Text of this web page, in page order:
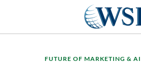
FUTURE OF MARKETING & AI